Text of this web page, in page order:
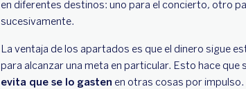
en diferentes destinos: uno para el concierto, otro
sucesivamente.
La ventaja de los apartados es que el dinero sigue
para alcanzar una meta en particular. Esto hace que
evita que se lo gasten en otras cosas por impulso.